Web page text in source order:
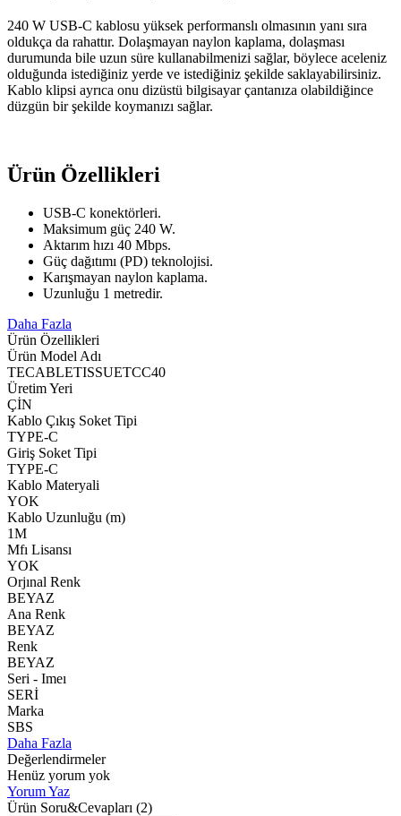
240 W USB-C kablosu yüksek performanslı olmasının yanı sıra
oldukça da rahattır. Dolaşmayan naylon kaplama, dolaşması
durumunda bile uzun süre kullanabilmenizi sağlar, böylece aceleniz
olduğunda istediğiniz yerde ve istediğiniz şekilde saklayabilirsiniz.
Kablo klipsi ayrıca onu dizüstü bilgisayar çantanıza olabildiğince
düzgün bir şekilde koymanızı sağlar.
Ürün Özellikleri
USB-C konektörleri.
Maksimum güç 240 W.
Aktarım hızı 40 Mbps.
Güç dağıtımı (PD) teknolojisi.
Karışmayan naylon kaplama.
Uzunluğu 1 metredir.
Daha Fazla
Ürün Özellikleri
Ürün Model Adı
TECABLETISSUETCC40
Üretim Yeri
ÇİN
Kablo Çıkış Soket Tipi
TYPE-C
Giriş Soket Tipi
TYPE-C
Kablo Materyali
YOK
Kablo Uzunluğu (m)
1M
Mfı Lisansı
YOK
Orjınal Renk
BEYAZ
Ana Renk
BEYAZ
Renk
BEYAZ
Seri - Imeı
SERİ
Marka
SBS
Daha Fazla
Değerlendirmeler
Henüz yorum yok
Yorum Yaz
Ürün Soru&Cevapları (2)